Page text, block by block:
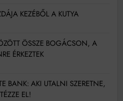
KEZÉBŐL A KUTYA
ÖSSZE BOGÁCSON, A
ÉRKEZTEK
BANK: AKI UTALNI SZERETNE,
EL!